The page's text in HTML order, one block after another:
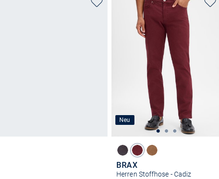
Neu
BRAX
Herren Stoffhose - Cadiz